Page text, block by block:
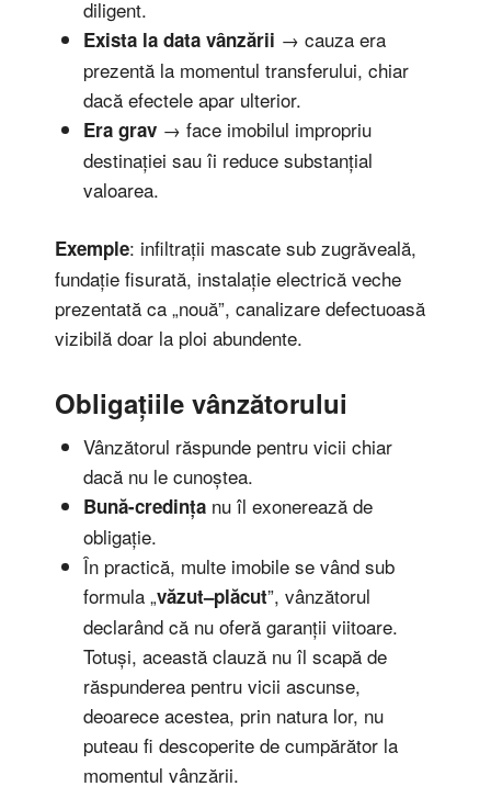
diligent.
Exista la data vânzării → cauza era
prezentă la momentul transferului, chiar
dacă efectele apar ulterior.
Era grav→ face imobilul impropriu
destinației sau îi reduce substanțial
valoarea.
Exemple: infiltrații mascate sub zugrăveală,
fundație fisurată, instalație electrică veche
prezentată ca „nouă”, canalizare defectuoasă
vizibilă doar la ploi abundente.
Obligațiile vânzătorului
Vânzătorul răspunde pentru vicii chiar
dacă nu le cunoștea.
Bună-credințanu îl exonerează de
obligație.
În practică, multe imobile se vând sub
formula „văzut–plăcut”, vânzătorul
declarând că nu oferă garanții viitoare.
Totuși, această clauză nu îl scapă de
răspunderea pentru vicii ascunse,
deoarece acestea, prin natura lor, nu
puteau fi descoperite de cumpărător la
momentul vânzării.